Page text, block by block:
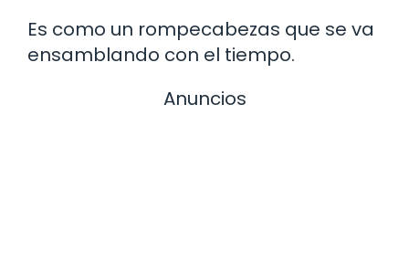
Es como un rompecabezas que se va
ensamblando con el tiempo.
Anuncios